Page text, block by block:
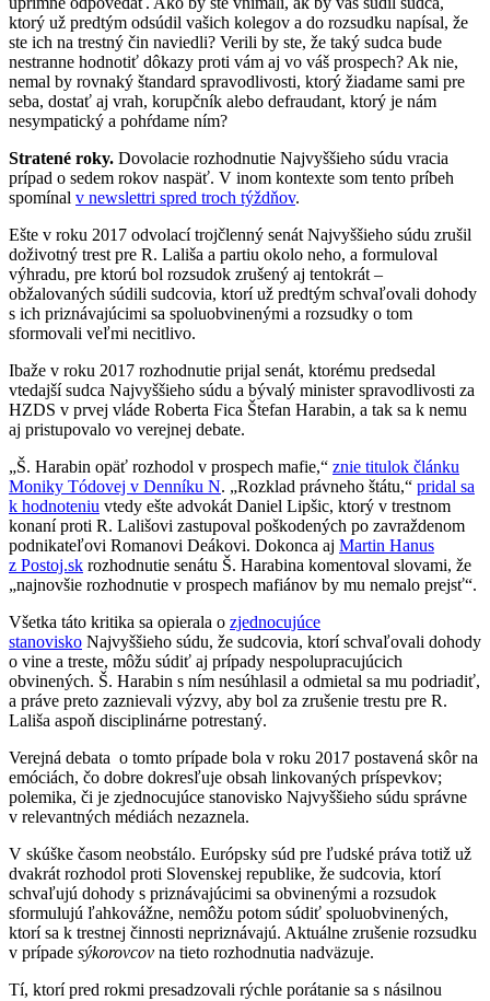
ktorý už predtým odsúdil vašich kolegov a do rozsudku napísal, že
ste ich na trestný čin naviedli? Verili by ste, že taký sudca bude
nestranne hodnotiť dôkazy proti vám aj vo váš prospech? Ak nie,
nemal by rovnaký štandard spravodlivosti, ktorý žiadame sami pre
seba, dostať aj vrah, korupčník alebo defraudant, ktorý je nám
nesympatický a pohŕdame ním?
Stratené roky. Dovolacie rozhodnutie Najvyššieho súdu vracia
prípad o sedem rokov naspäť. V inom kontexte som tento príbeh
spomínal v newslettri spred troch týždňov.
Ešte v roku 2017 odvolací trojčlenný senát Najvyššieho súdu zrušil
doživotný trest pre R. Lališa a partiu okolo neho, a formuloval
výhradu, pre ktorú bol rozsudok zrušený aj tentokrát –
obžalovaných súdili sudcovia, ktorí už predtým schvaľovali dohody
s ich priznávajúcimi sa spoluobvinenými a rozsudky o tom
sformovali veľmi necitlivo.
Ibaže v roku 2017 rozhodnutie prijal senát, ktorému predsedal
vtedajší sudca Najvyššieho súdu a bývalý minister spravodlivosti za
HZDS v prvej vláde Roberta Fica Štefan Harabin, a tak sa k nemu
aj pristupovalo vo verejnej debate.
„Š. Harabin opäť rozhodol v prospech mafie,“ znie titulok článku
Moniky Tódovej v Denníku N. „Rozklad právneho štátu,“ pridal sa
k hodnoteniu vtedy ešte advokát Daniel Lipšic, ktorý v trestnom
konaní proti R. Lališovi zastupoval poškodených po zavraždenom
podnikateľovi Romanovi Deákovi. Dokonca aj Martin Hanus
z Postoj.sk rozhodnutie senátu Š. Harabina komentoval slovami, že
„najnovšie rozhodnutie v prospech mafiánov by mu nemalo prejsť“.
Všetka táto kritika sa opierala o zjednocujúce
stanovisko Najvyššieho súdu, že sudcovia, ktorí schvaľovali dohody
o vine a treste, môžu súdiť aj prípady nespolupracujúcich
obvinených. Š. Harabin s ním nesúhlasil a odmietal sa mu podriadiť,
a práve preto zaznievali výzvy, aby bol za zrušenie trestu pre R.
Lališa aspoň disciplinárne potrestaný.
Verejná debata o tomto prípade bola v roku 2017 postavená skôr na
emóciách, čo dobre dokresľuje obsah linkovaných príspevkov;
polemika, či je zjednocujúce stanovisko Najvyššieho súdu správne
v relevantných médiách nezaznela.
V skúške časom neobstálo. Európsky súd pre ľudské práva totiž už
dvakrát rozhodol proti Slovenskej republike, že sudcovia, ktorí
schvaľujú dohody s priznávajúcimi sa obvinenými a rozsudok
sformulujú ľahkovážne, nemôžu potom súdiť spoluobvinených,
ktorí sa k trestnej činnosti nepriznávajú. Aktuálne zrušenie rozsudku
v prípade sýkorovcov na tieto rozhodnutia nadväzuje.
Tí, ktorí pred rokmi presadzovali rýchle porátanie sa s násilnou